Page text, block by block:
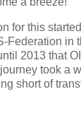
for this
Federation in
2013 that
took a
short of